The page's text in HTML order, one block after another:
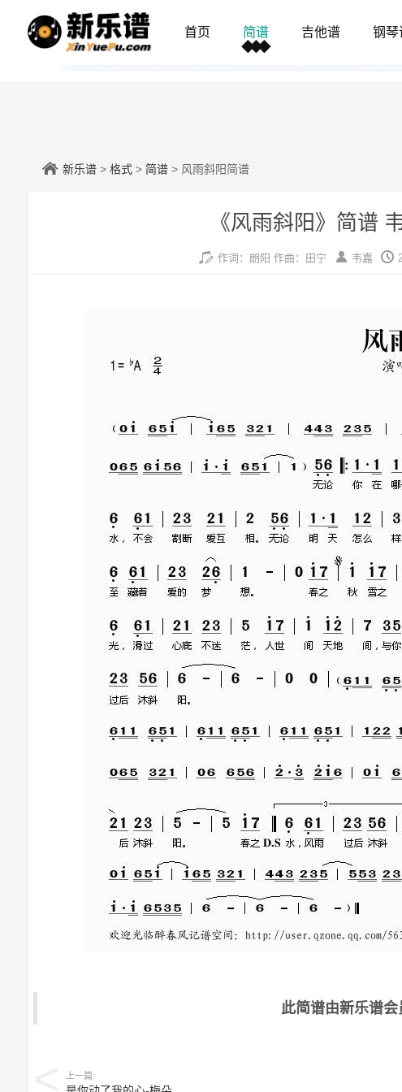
首页 简谱 吉他谱 钢琴
新乐谱 > 格式 > 简谱 > 风雨斜阳简谱
《风雨斜阳》简谱
作词：朗阳 作曲：田宁 韦嘉
此简谱由新乐谱会
上一篇: